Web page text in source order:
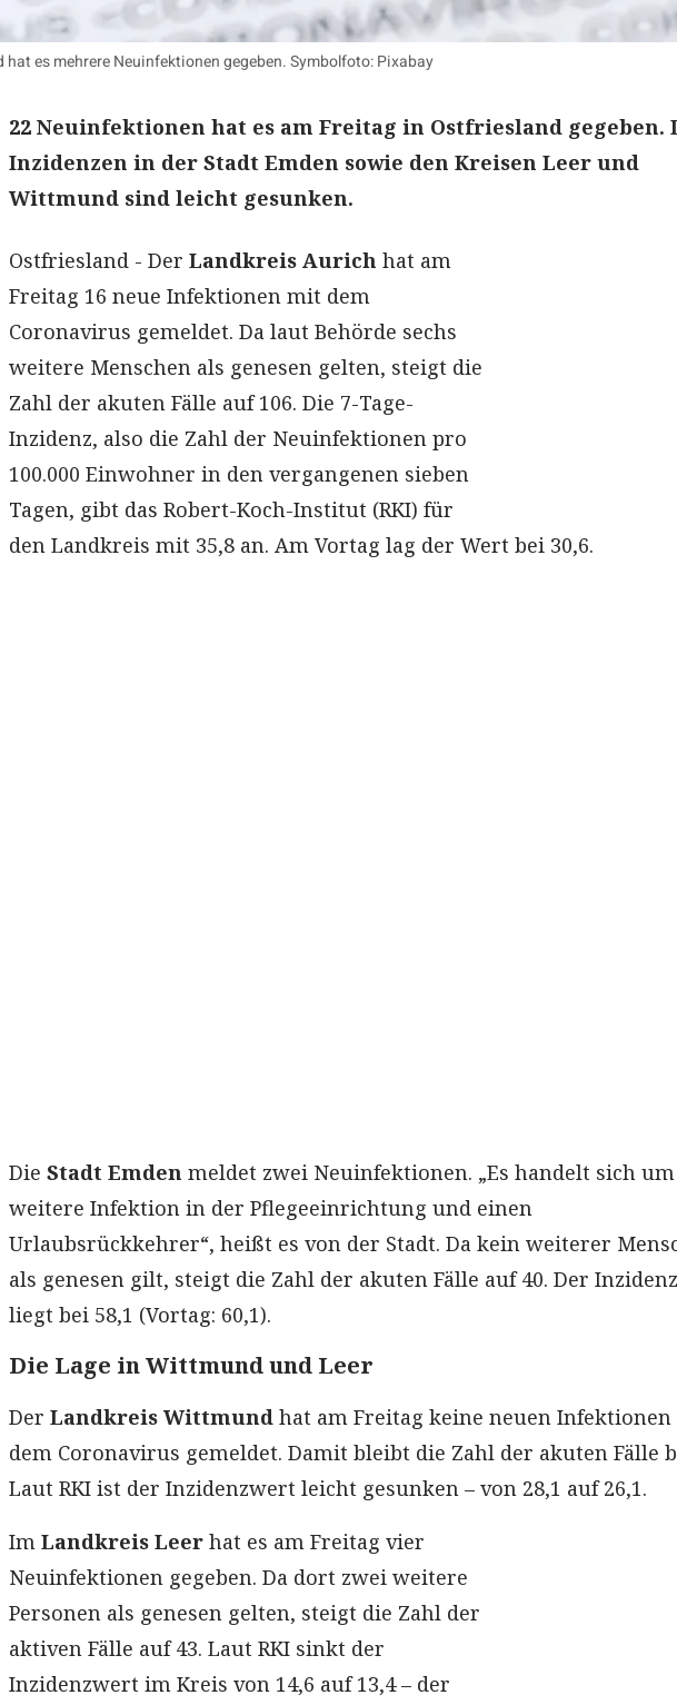
hat es mehrere Neuinfektionen gegeben. Symbolfoto: Pixabay
22 Neuinfektionen hat es am Freitag in Ostfriesland gegeben.
Inzidenzen in der Stadt Emden sowie den Kreisen Leer und
Wittmund sind leicht gesunken.
Ostfriesland - Der Landkreis Aurich hat am
Freitag 16 neue Infektionen mit dem
Coronavirus gemeldet. Da laut Behörde sechs
weitere Menschen als genesen gelten, steigt die
Zahl der akuten Fälle auf 106. Die 7-Tage-
Inzidenz, also die Zahl der Neuinfektionen pro
100.000 Einwohner in den vergangenen sieben
Tagen, gibt das Robert-Koch-Institut (RKI) für
den Landkreis mit 35,8 an. Am Vortag lag der Wert bei 30,6.
Die Stadt Emden meldet zwei Neuinfektionen. „Es handelt sich
weitere Infektion in der Pflegeeinrichtung und einen
Urlaubsrückkehrer“, heißt es von der Stadt. Da kein weiterer
als genesen gilt, steigt die Zahl der akuten Fälle auf 40. Der
liegt bei 58,1 (Vortag: 60,1).
Die Lage in Wittmund und Leer
Der Landkreis Wittmund hat am Freitag keine neuen
dem Coronavirus gemeldet. Damit bleibt die Zahl der akuten Fälle
Laut RKI ist der Inzidenzwert leicht gesunken – von 28,1 auf 26,1.
Im Landkreis Leer hat es am Freitag vier
Neuinfektionen gegeben. Da dort zwei weitere
Personen als genesen gelten, steigt die Zahl der
aktiven Fälle auf 43. Laut RKI sinkt der
Inzidenzwert im Kreis von 14,6 auf 13,4 – der